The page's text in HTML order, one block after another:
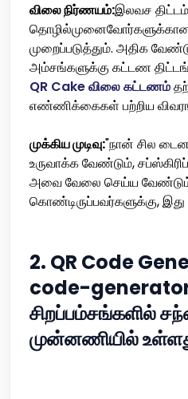
விலை நிர்ணயம்:இலவச திட்டம்
முறைப்படுத்தும். அதிக
அம்சங்களுக்கு கட்டண
QR Cake விலை கட்டணம்
எண்ணிக்கைகள் பற்றிய
முக்கிய முடிவு:"நான் சில
உருவாக்க வேண்டும்,
அவை வேலை செய்ய
கொண்டிருப்பவர்களுக்கு, இது
2. QR Code
code-
சிறப்பம்சங்களில்
முன்னணியில்